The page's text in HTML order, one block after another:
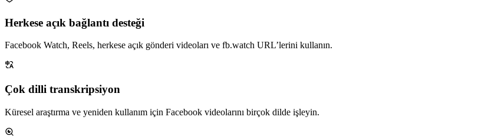
Herkese açık bağlantı desteği
Facebook Watch, Reels, herkese açık gönderi videoları ve fb.watch URL’lerini kullanın.
Çok dilli transkripsiyon
Küresel araştırma ve yeniden kullanım için Facebook videolarını birçok dilde işleyin.